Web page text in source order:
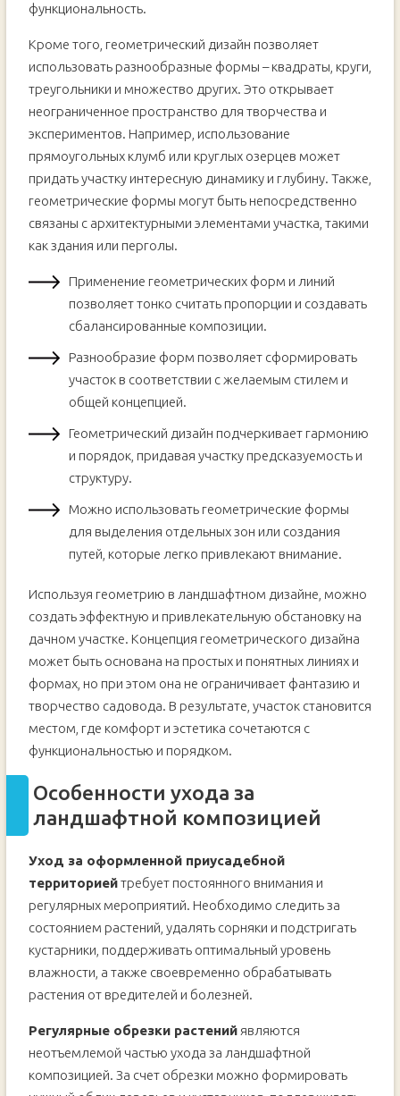
функциональность.
Кроме того, геометрический дизайн позволяет
использовать разнообразные формы – квадраты, круги,
треугольники и множество других. Это открывает
неограниченное пространство для творчества и
экспериментов. Например, использование
прямоугольных клумб или круглых озерцев может
придать участку интересную динамику и глубину. Также,
геометрические формы могут быть непосредственно
связаны с архитектурными элементами участка, такими
как здания или перголы.
Применение геометрических форм и линий
позволяет тонко считать пропорции и создавать
сбалансированные композиции.
Разнообразие форм позволяет сформировать
участок в соответствии с желаемым стилем и
общей концепцией.
Геометрический дизайн подчеркивает гармонию
и порядок, придавая участку предсказуемость и
структуру.
Можно использовать геометрические формы
для выделения отдельных зон или создания
путей, которые легко привлекают внимание.
Используя геометрию в ландшафтном дизайне, можно
создать эффектную и привлекательную обстановку на
дачном участке. Концепция геометрического дизайна
может быть основана на простых и понятных линиях и
формах, но при этом она не ограничивает фантазию и
творчество садовода. В результате, участок становится
местом, где комфорт и эстетика сочетаются с
функциональностью и порядком.
Особенности ухода за
ландшафтной композицией
Уход за оформленной приусадебной
территориейтребует постоянного внимания и
регулярных мероприятий. Необходимо следить за
состоянием растений, удалять сорняки и подстригать
кустарники, поддерживать оптимальный уровень
влажности, а также своевременно обрабатывать
растения от вредителей и болезней.
Регулярные обрезки растенийявляются
неотъемлемой частью ухода за ландшафтной
композицией. За счет обрезки можно формировать